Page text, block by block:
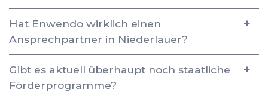
Hat Enwendo wirklich einen
Ansprechpartner in Niederlauer?
Gibt es aktuell überhaupt noch staatliche
Förderprogramme?